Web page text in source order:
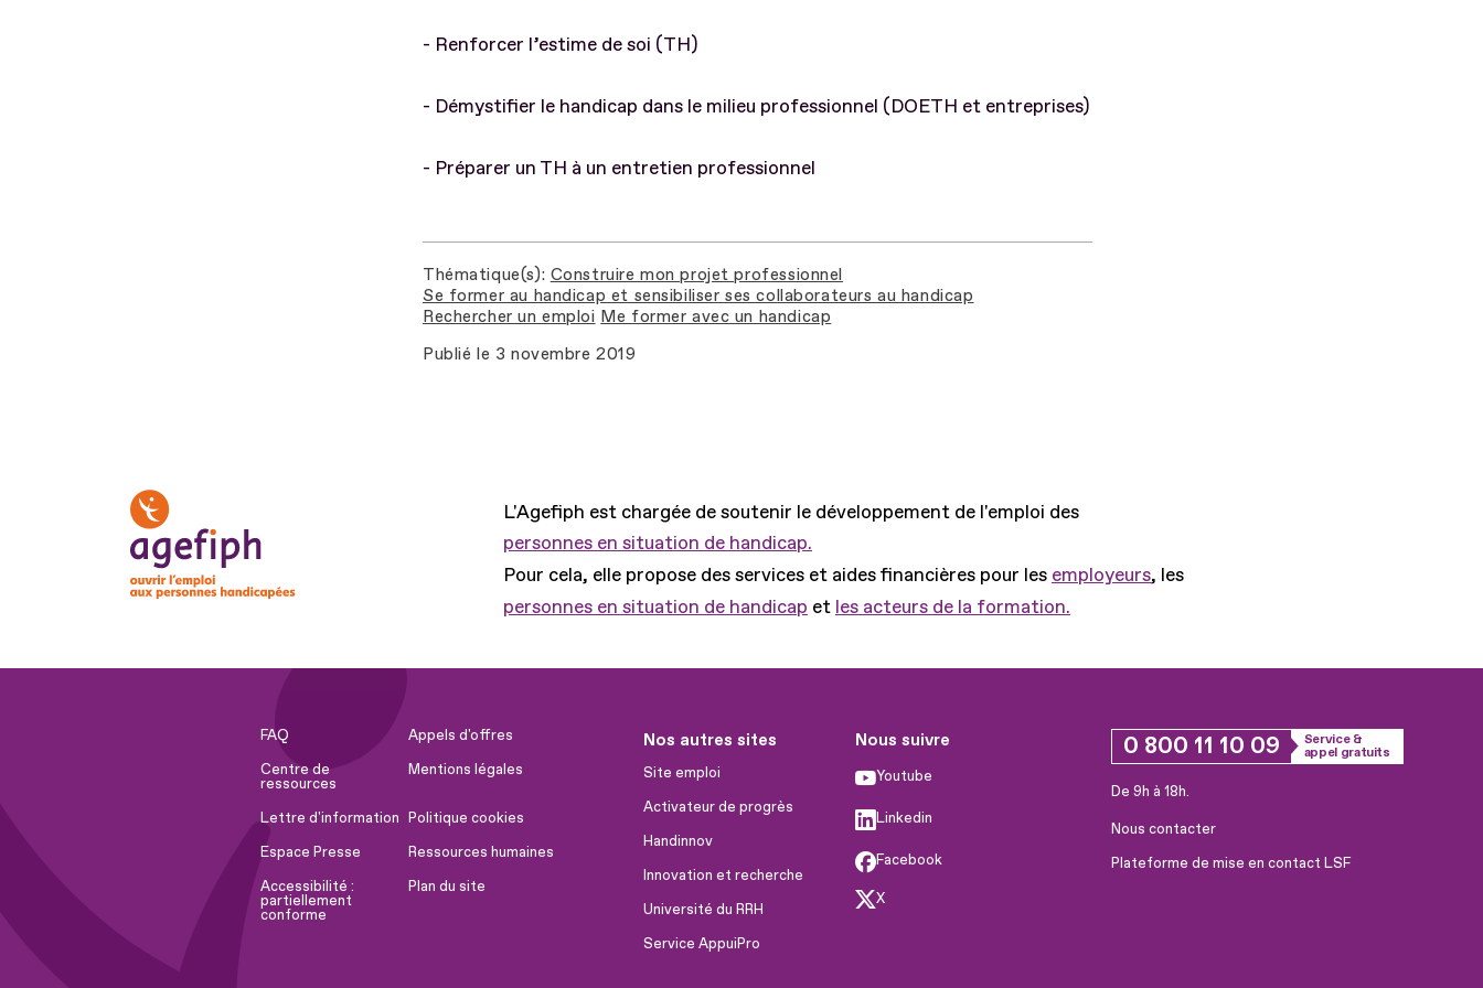
- Renforcer l’estime de soi (TH)
- Démystifier le handicap dans le milieu professionnel (DOETH et entreprises)
- Préparer un TH à un entretien professionnel
Thématique(s) Construire mon projet professionnel
Se former au handicap et sensibiliser ses collaborateurs au handicap
Rechercher un emploi Me former avec un handicap
Publié le 3 novembre 2019
L'Agefiph est chargée de soutenir le développement de l'emploi des
personnes en situation de handicap.
Pour cela, elle propose des services et aides financières pour les employeurs, les
personnes en situation de handicap et les acteurs de la formation.
FAQ
Appels d'offres
Centre de
ressources
Mentions légales
Lettre d'information Politique cookies
Espace Presse
Ressources humaines
Accessibilité :
partiellement
conforme
Plan du site
Nos autres sites
Site emploi
Activateur de progrès
Handinnov
Innovation et recherche
Université du RRH
Service AppuiPro
Nous suivre
Youtube
Linkedin
Facebook
X
0 800 11 10 09
Service &
appel gratuits
De 9h à 18h.
Nous contacter
Plateforme de mise en contact LSF